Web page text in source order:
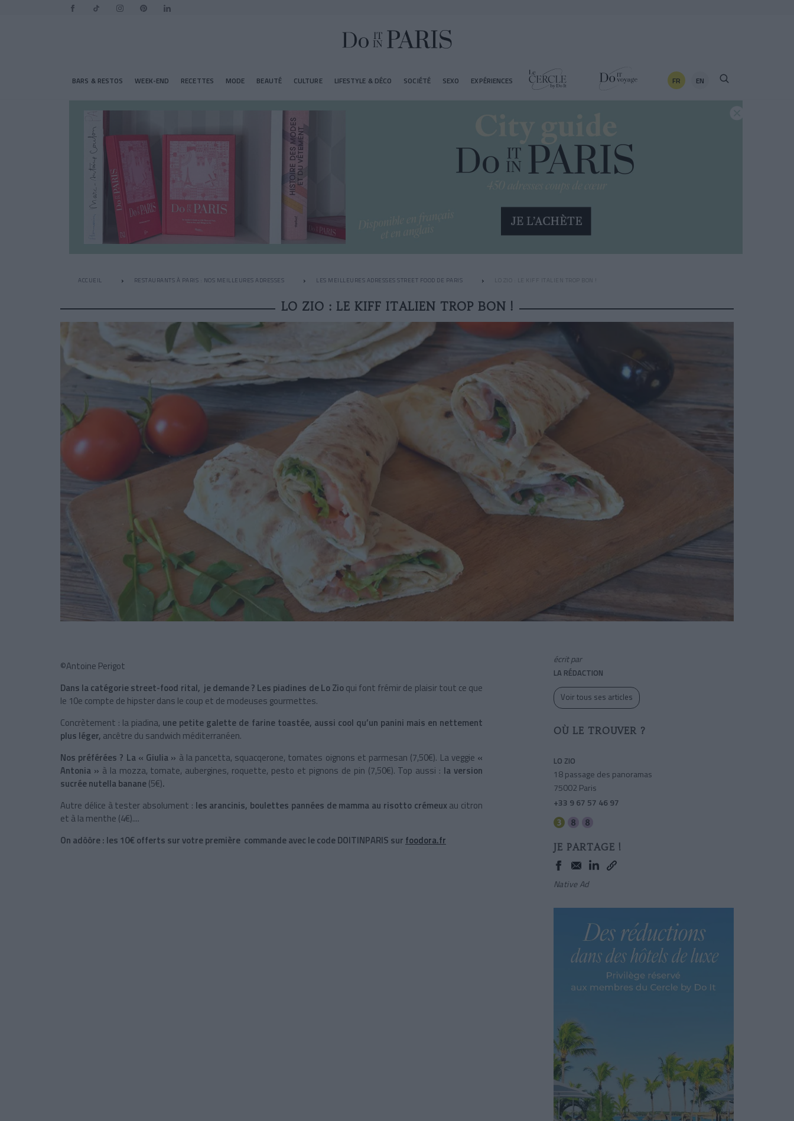
BARS & RESTOS WEEK-END RECETTES MODE BEAUTÉ CULTURE LIFESTYLE & DÉCO SOCIÉTÉ SEXO EXPÉRIENCES FR EN
ACCUEIL RESTAURANTS À PARIS : NOS MEILLEURES ADRESSES LES MEILLEURES ADRESSES STREET FOOD DE PARIS LO ZIO : LE KIFF ITALIEN TROP BON !
LO ZIO : LE KIFF ITALIEN TROP BON !
©Antoine Perigot
Dans la catégorie street-food rital, je demande ? Les piadines de Lo Zioqui font frémir de plaisir tout ce que
le 10e compte de hipster dans le coup et de modeuses gourmettes.
Concrètement : la piadina, une petite galette de farine toastée, aussi cool qu’un panini mais en nettement
plus léger, ancêtre du sandwich méditerranéen.
Nos préférées ? La « Giulia » à la pancetta, squacqerone, tomates oignons et parmesan (7,50€). La veggie «
Antonia » à la mozza, tomate, aubergines, roquette, pesto et pignons de pin (7,50€). Top aussi : la version
sucrée nutella banane(5€).
Autre délice à tester absolument : les arancinis, boulettes pannées de mamma au risotto crémeux au citron
et à la menthe (4€)....
On adôôre : les 10€ offerts sur votre première commande avec le code DOITINPARIS sur foodora.fr
écrit par
LA RÉDACTION
Voir tous ses articles
OÙ LE TROUVER ?
LO ZIO
18 passage des panoramas
75002 Paris
+33 9 67 57 46 97
JE PARTAGE !
Native Ad